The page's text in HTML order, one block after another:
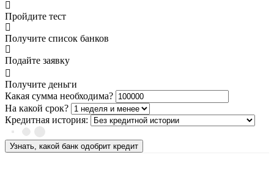
Пройдите тест
Получите список банков
Подайте заявку
Получите деньги
Какая сумма необходима?
На какой срок?
Кредитная история:
Узнать, какой банк одобрит кредит